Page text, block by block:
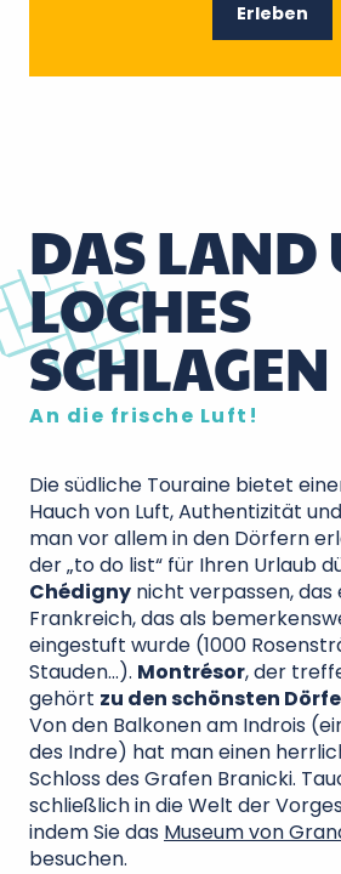
Erleben
DAS LAND
LOCHES
SCHLAGEN
An die frische Luft!
Die südliche Touraine bietet
Hauch von Luft, Authentizität
man vor allem in den Dörfern
der „to do list“ für Ihren Urlaub
Chédigny nicht verpassen, das
Frankreich, das als
eingestuft wurde (1000
Stauden…). Montrésor, der
gehört zu den schönsten
Von den Balkonen am Indrois
des Indre) hat man einen
Schloss des Grafen Branicki.
schließlich in die Welt der
indem Sie das Museum von
besuchen.